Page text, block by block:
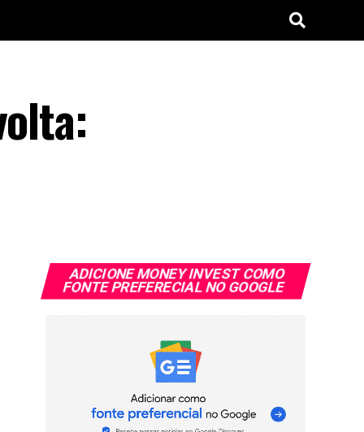
ADICIONE MONEY INVEST COMO
FONTE PREFERECIAL NO GOOGLE